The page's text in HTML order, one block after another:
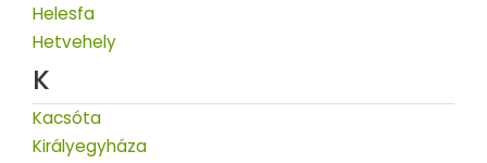
Helesfa
Hetvehely
K
Kacsóta
Királyegyháza